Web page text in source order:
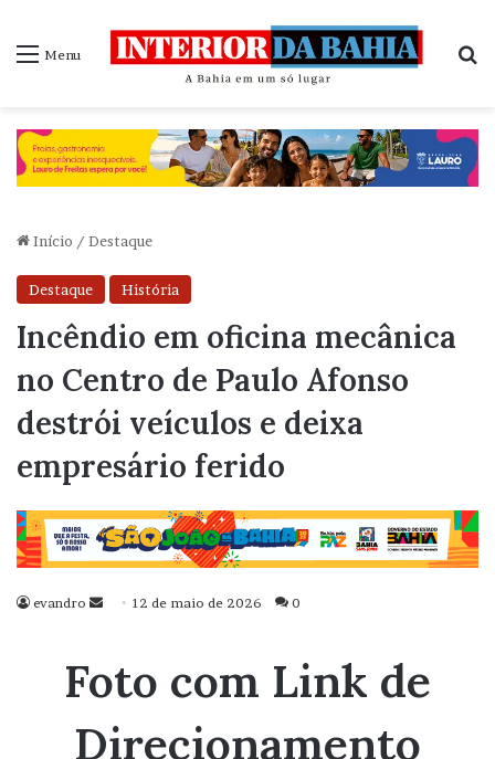
Menu
Início / Destaque
Destaque História
Incêndio em oficina mecânica
no Centro de Paulo Afonso
destrói veículos e deixa
empresário ferido
evandro
Mande
mail
12 de maio de 2026 0
Foto com Link de
Direcionamento